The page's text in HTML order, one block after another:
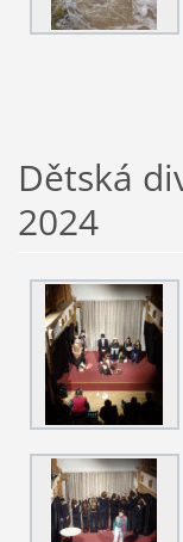
Dětská
2024